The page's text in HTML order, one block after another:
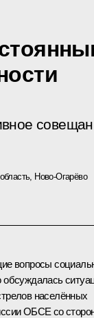
Ново-Огарёво
вопросы
обсуждалась
населённых
ОБСЕ со